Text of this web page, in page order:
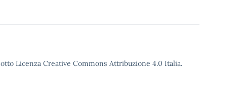
Licenza Creative Commons Attribuzione 4.0 Italia.